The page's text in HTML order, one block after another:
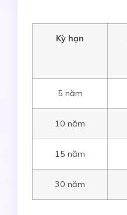
Kỳ hạn
5 năm
10 năm
15 năm
30 năm